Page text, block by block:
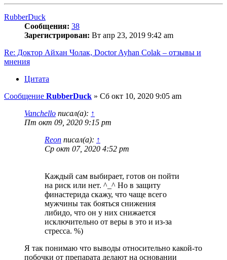
RubberDuck
Сообщения: 38
Зарегистрирован: Вт апр 23, 2019 9:42 am
Re: Доктор Айхан Чолак, Doctor Ayhan Colak – отзывы и
мнения
Цитата
Сообщение RubberDuck » Сб окт 10, 2020 9:05 am
Vanchello писал(а): ↑
Пт окт 09, 2020 9:15 pm
Reon писал(а): ↑
Ср окт 07, 2020 4:52 pm
Каждый сам выбирает, готов он пойти
на риск или нет. ^_^ Но в защиту
финастерида скажу, что чаще всего
мужчины так бояться снижения
либидо, что он у них снижается
исключительно от веры в это и из-за
стресса. %)
Я так понимаю что выводы относительно какой-то
побочки от препарата делают на основании